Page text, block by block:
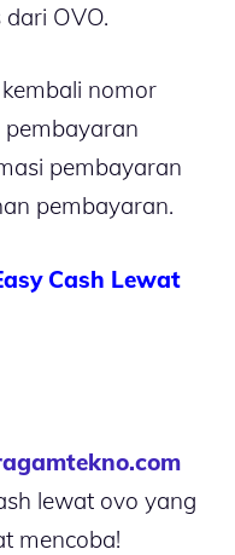
OVO.
nomor
pembayaran
pembayaran.
Cash Lewat
lewat ovo yang
mencoba!